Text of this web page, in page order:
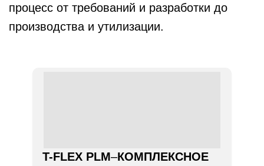
процесс от требований и разработки до
производства и утилизации.
T-FLEX PLM–КОМПЛЕКСНОЕ